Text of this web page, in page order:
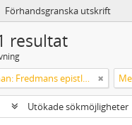
Förhandsgranska utskrift
resultat
Carl Michael Bellman: Fredmans epistlar m.m.
Utökade sökmöjligheter